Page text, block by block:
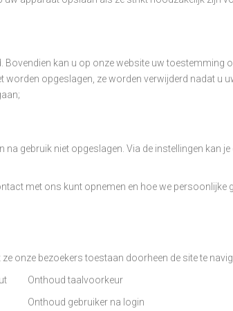
kan u op onze website uw toestemming
opgeslagen, ze worden verwijderd nadat u
gebruik niet opgeslagen. Via de instellingen kan
met ons kunt opnemen en hoe we persoonlijke
onze bezoekers toestaan doorheen de site te
Onthoud taalvoorkeur
Onthoud gebruiker na login